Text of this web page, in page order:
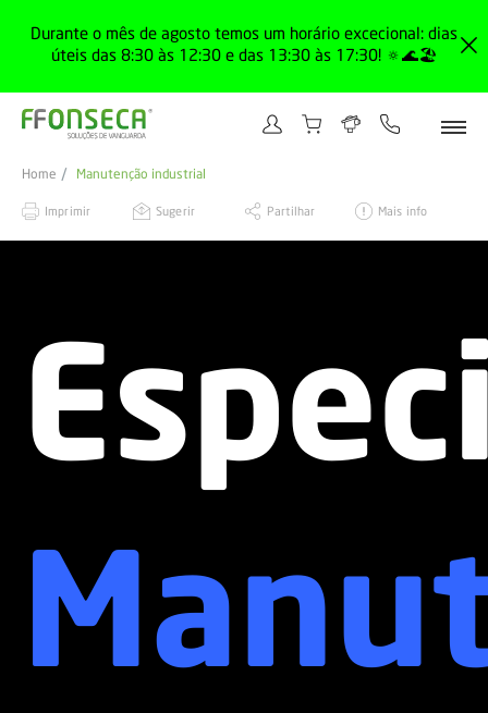
Durante o mês de agosto temos um horário excecional: dias
úteis das 8:30 às 12:30 e das 13:30 às 17:30! 🔅🌊🏖️
Home Manutenção industrial
Imprimir Sugerir Partilhar Mais info